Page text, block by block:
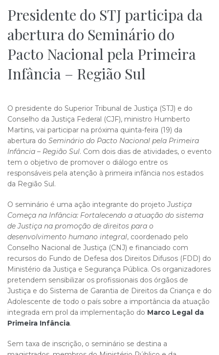
Presidente do STJ participa da
abertura do Seminário do
Pacto Nacional pela Primeira
Infância – Região Sul
O presidente do Superior Tribunal de Justiça (STJ) e do
Conselho da Justiça Federal (CJF), ministro Humberto
Martins, vai participar na próxima quinta-feira (19) da
abertura do Seminário do Pacto Nacional pela Primeira
Infância – Região Sul. Com dois dias de atividades, o evento
tem o objetivo de promover o diálogo entre os
responsáveis pela atenção à primeira infância nos estados
da Região Sul.
O seminário é uma ação integrante do projetoJustiça
Começa na Infância: Fortalecendo a atuação do sistema
de Justiça na promoção de direitos para o
desenvolvimento humano integral, coordenado pelo
Conselho Nacional de Justiça (CNJ) e financiado com
recursos do Fundo de Defesa dos Direitos Difusos (FDD) do
Ministério da Justiça e Segurança Pública. Os organizadores
pretendem sensibilizar os profissionais dos órgãos de
Justiça e do Sistema de Garantia de Direitos da Criança e do
Adolescente de todo o país sobre a importância da atuação
integrada em prol da implementação do Marco Legal da
Prime​​ira Infância.
Sem taxa de inscrição, o seminário se destina a